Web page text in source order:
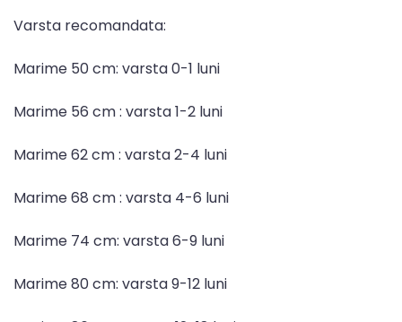
Varsta recomandata:
Marime 50 cm: varsta 0-1 luni
Marime 56 cm : varsta 1-2 luni
Marime 62 cm : varsta 2-4 luni
Marime 68 cm : varsta 4-6 luni
Marime 74 cm: varsta 6-9 luni
Marime 80 cm: varsta 9-12 luni